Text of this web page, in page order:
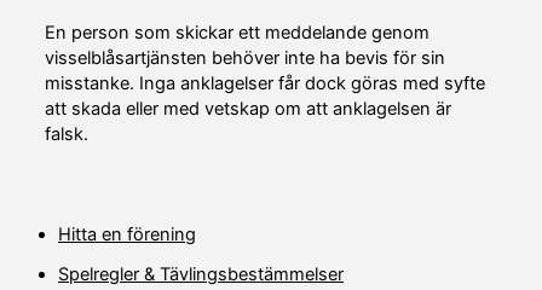
En person som skickar ett meddelande genom
visselblåsartjänsten behöver inte ha bevis för sin
misstanke. Inga anklagelser får dock göras med syfte
att skada eller med vetskap om att anklagelsen är
falsk.
Hitta en förening
Spelregler & Tävlingsbestämmelser